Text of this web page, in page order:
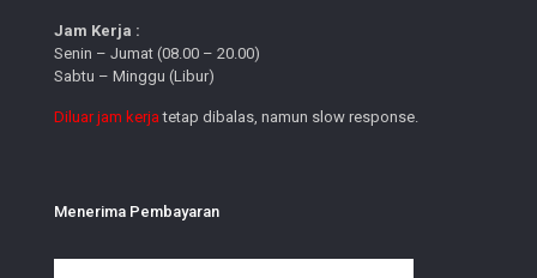
Jam Kerja :
Senin – Jumat (08.00 – 20.00)
Sabtu – Minggu (Libur)
Diluar jam kerja tetap dibalas, namun slow response.
Menerima Pembayaran